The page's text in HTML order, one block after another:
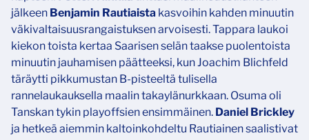
jälkeen Benjamin Rautiaista kasvoihin kahden minuutin
väkivaltaisuusrangaistuksen arvoisesti. Tappara laukoi
kiekon toista kertaa Saarisen selän taakse puolentoista
minuutin jauhamisen päätteeksi, kun Joachim Blichfeld
täräytti pikkumustan B-pisteeltä tulisella
rannelaukauksella maalin takaylänurkkaan. Osuma oli
Tanskan tykin playoffsien ensimmäinen. Daniel Brickley
ja hetkeä aiemmin kaltoinkohdeltu Rautiainen saalistivat